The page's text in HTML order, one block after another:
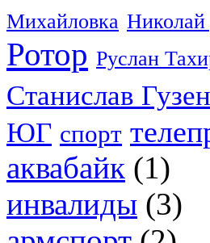
Михайловка
Ротор Руслан
Станислав
ЮГ спорт
аквабайк (1)
инвалиды (3)